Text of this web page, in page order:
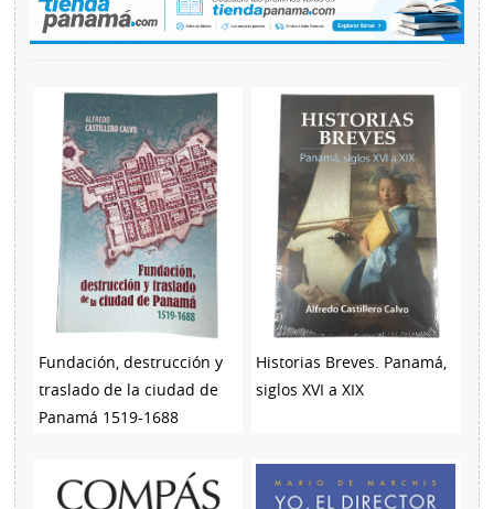
Fundación, destrucción y
traslado de la ciudad de
Panamá 1519-1688
Historias Breves. Panamá,
siglos XVI a XIX